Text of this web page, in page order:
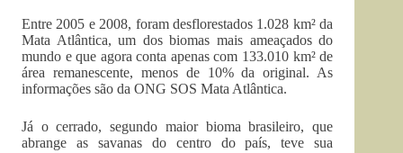
Entre 2005 e 2008, foram desflorestados 1.028 km² da
Mata Atlântica, um dos biomas mais ameaçados do
mundo e que agora conta apenas com 133.010 km² de
área remanescente, menos de 10% da original. As
informações são da ONG SOS Mata Atlântica.
Já o cerrado, segundo maior bioma brasileiro, que
abrange as savanas do centro do país, teve sua